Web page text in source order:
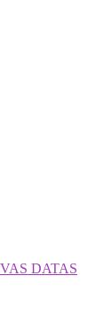
DATAS